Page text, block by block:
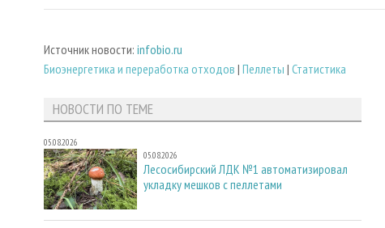
Источник новости: infobio.ru
Биoэнергетика и переработка отходов | Пеллеты | Статистика
НОВОСТИ ПО ТЕМЕ
05.08.2026
05.08.2026
Лесосибирский ЛДК №1 автоматизировал
укладку мешков с пеллетами